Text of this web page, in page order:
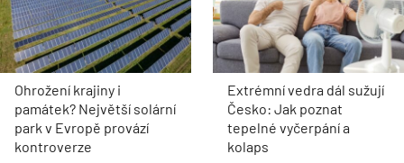
Ohrožení krajiny i
památek? Největší solární
park v Evropě provází
kontroverze
Extrémní vedra dál sužují
Česko: Jak poznat
tepelné vyčerpání a
kolaps